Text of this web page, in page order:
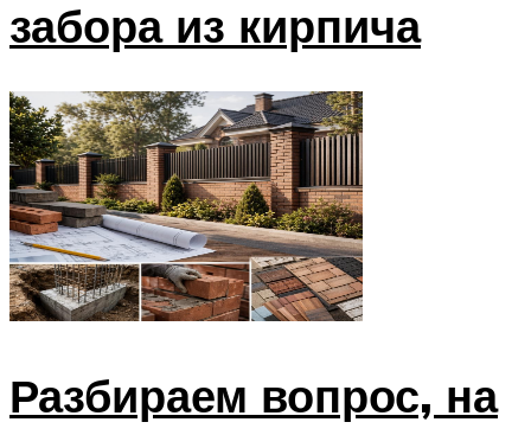
забора из кирпича
Разбираем вопрос, на